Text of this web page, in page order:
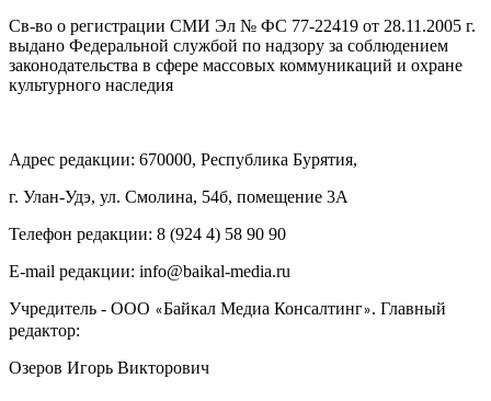
Св-во о регистрации СМИ Эл № ФС 77-22419 от 28.11.2005 г.
выдано Федеральной службой по надзору за соблюдением
законодательства в сфере массовых коммуникаций и охране
культурного наследия
Адрес редакции: 670000, Республика Бурятия,
г. Улан-Удэ, ул. Смолина, 54б, помещение 3А
Телефон редакции: ‎‎8 (924 4) 58 90 90
E-mail редакции: info@baikal-media.ru
Учредитель - ООО «Байкал Медиа Консалтинг». Главный
редактор:
Озеров Игорь Викторович